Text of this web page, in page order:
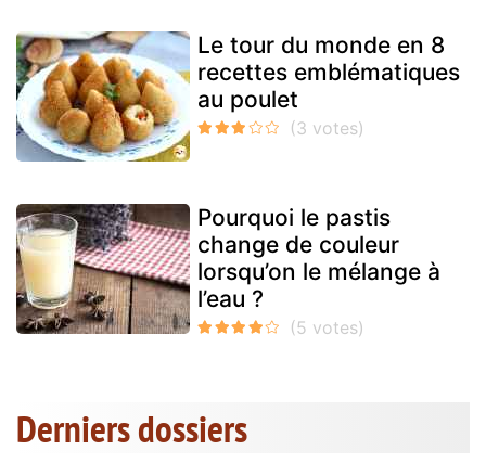
Le tour du monde en 8
recettes emblématiques
au poulet
Pourquoi le pastis
change de couleur
lorsqu’on le mélange à
l’eau ?
Derniers dossiers